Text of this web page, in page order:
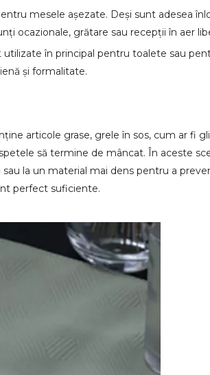
mesele așezate. Deși sunt adesea
ocazionale, grătare sau recepții în aer
în principal pentru toalete sau
și formalitate.
articole grase, grele în sos, cum ar fi
să termine de mâncat. În aceste
la un material mai dens pentru a
perfect suficiente.